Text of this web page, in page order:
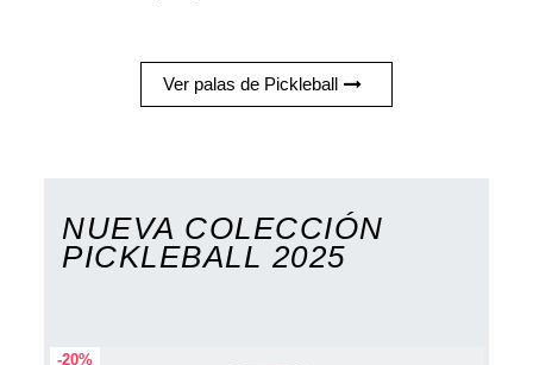
Ver palas de Pickleball
NUEVA COLECCIÓN
PICKLEBALL 2025
-20%